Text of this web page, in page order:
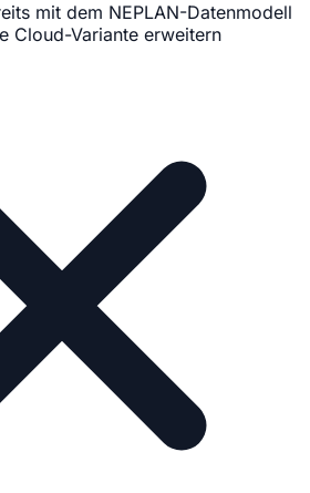
mit dem NEPLAN-Datenmodell
Cloud-Variante erweitern